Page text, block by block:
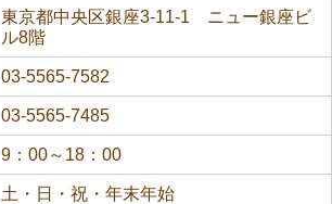
東京都中央区銀座3-11-1 ニュー銀座ビ
ル8階
03-5565-7582
03-5565-7485
9：00～18：00
土・日・祝・年末年始